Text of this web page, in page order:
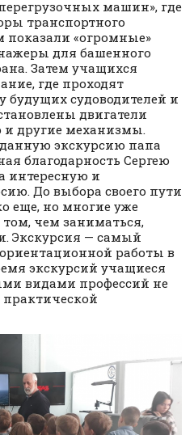
машин», где
транспортного
«огромные»
для башенного
Затем учащихся
где проходят
будущих судоводителей и
двигатели
и другие механизмы.
экскурсию папа
благодарность Сергею
интересную и
До выбора своего пути
еще, но многие уже
чем заниматься,
Экскурсия — самый
работы в
экскурсий учащиеся
видами профессий не
практической